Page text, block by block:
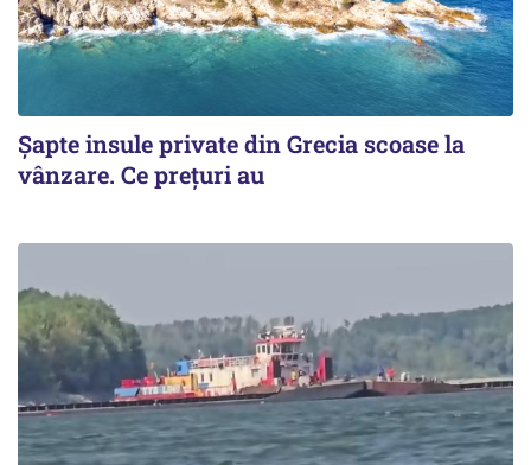
Șapte insule private din Grecia scoase la
vânzare. Ce prețuri au